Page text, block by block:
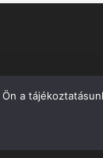
a